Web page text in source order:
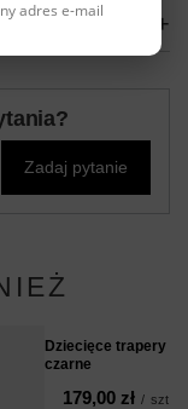
Zadaj pytanie
Dziecięce trapery
czarne
179,00 zł / szt.
adres e-mail